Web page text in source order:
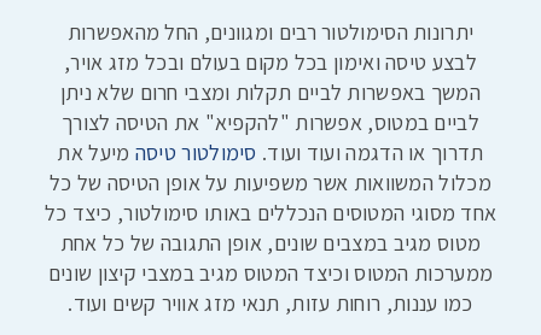
יתרונות הסימולטור רבים ומגוונים, החל מהאפשרות
לבצע טיסה ואימון בכל מקום בעולם ובכל מזג אויר,
המשך באפשרות לביים תקלות ומצבי חרום שלא ניתן
לביים במטוס, אפשרות "להקפיא" את הטיסה לצורך
תדרוך או הדגמה ועוד ועוד. סימולטור טיסה מיעל את
מכלול המשוואות אשר משפיעות על אופן הטיסה של כל
אחד מסוגי המטוסים הנכללים באותו סימולטור, כיצד כל
מטוס מגיב במצבים שונים, אופן התגובה של כל אחת
ממערכות המטוס וכיצד המטוס מגיב במצבי קיצון שונים
כמו עננות, רוחות עזות, תנאי מזג אוויר קשים ועוד.